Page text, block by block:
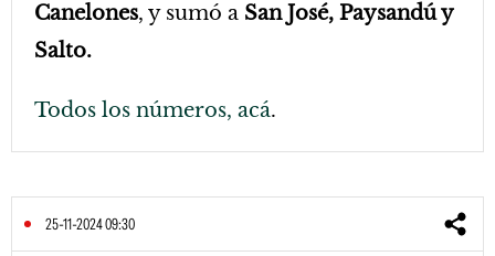
Canelones, y sumó a San José, Paysandú y
Salto.
Todos los números, acá.
25-11-2024 09:30